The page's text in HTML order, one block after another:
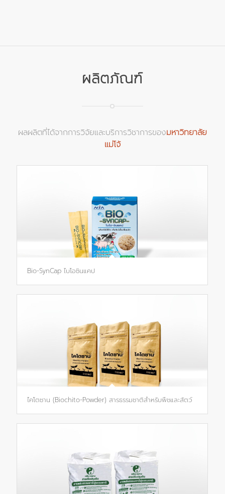
ผลิตภัณฑ์
ผลผลิตที่ได้จากการวิจัยและบริการวิชาการของมหาวิทยาลัย
แม่โจ้
Bio-SynCap ไบโอซินแคป
ไคโตซาน (Biochito-Powder) สารธรรมชาติสำหรับพืชและสัตว์